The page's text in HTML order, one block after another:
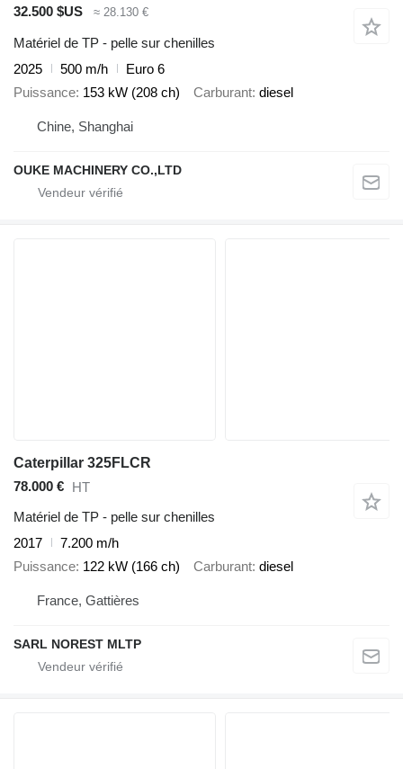
32.500 $US
≈ 28.130 €
Matériel de TP - pelle sur chenilles
2025
500 m/h
Euro 6
Puissance 153 kW (208 ch) Carburant diesel
Chine, Shanghai
OUKE MACHINERY CO.,LTD
Caterpillar 325FLCR
78.000 € HT
Matériel de TP - pelle sur chenilles
2017
7.200 m/h
Puissance 122 kW (166 ch) Carburant diesel
France, Gattières
SARL NOREST MLTP